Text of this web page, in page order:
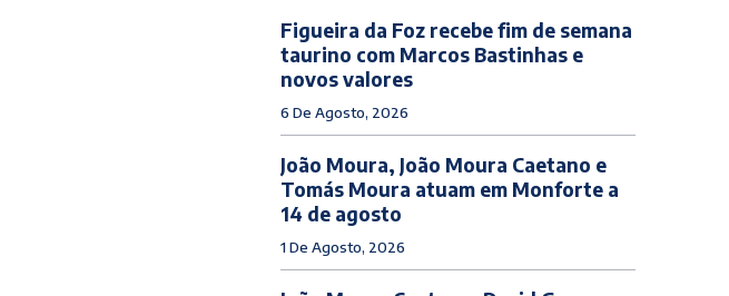
Figueira da Foz recebe fim de semana
taurino com Marcos Bastinhas e
novos valores
6 De Agosto, 2026
João Moura, João Moura Caetano e
Tomás Moura atuam em Monforte a
14 de agosto
1 De Agosto, 2026